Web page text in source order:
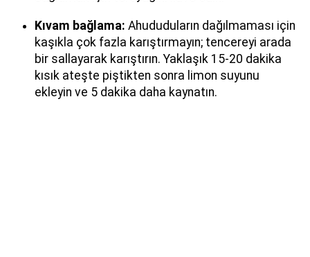
Kıvam bağlama: Ahududuların dağılmaması için
kaşıkla çok fazla karıştırmayın; tencereyi arada
bir sallayarak karıştırın. Yaklaşık 15-20 dakika
kısık ateşte piştikten sonra limon suyunu
ekleyin ve 5 dakika daha kaynatın.